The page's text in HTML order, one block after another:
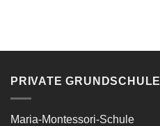
PRIVATE GRUNDSCHULE
Maria-Montessori-Schule